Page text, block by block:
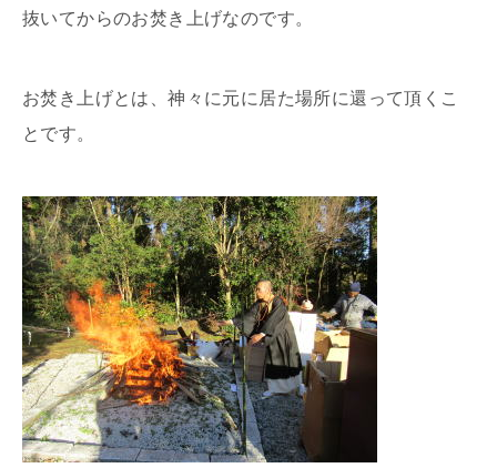
抜いてからのお焚き上げなのです。
お焚き上げとは、神々に元に居た場所に還って頂くこ
とです。